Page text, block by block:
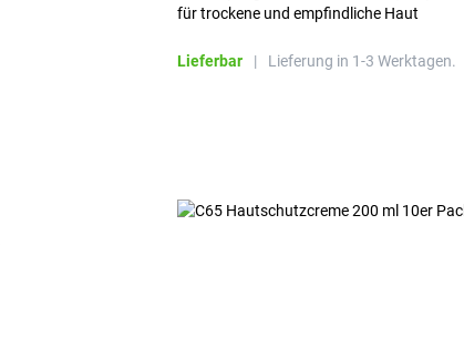
für trockene und empfindliche Haut
Lieferbar | Lieferung in 1-3 Werktagen.